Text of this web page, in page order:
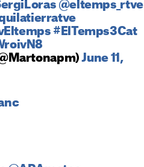
@eltemps_rtve
#ElTemps3Cat
June 11,